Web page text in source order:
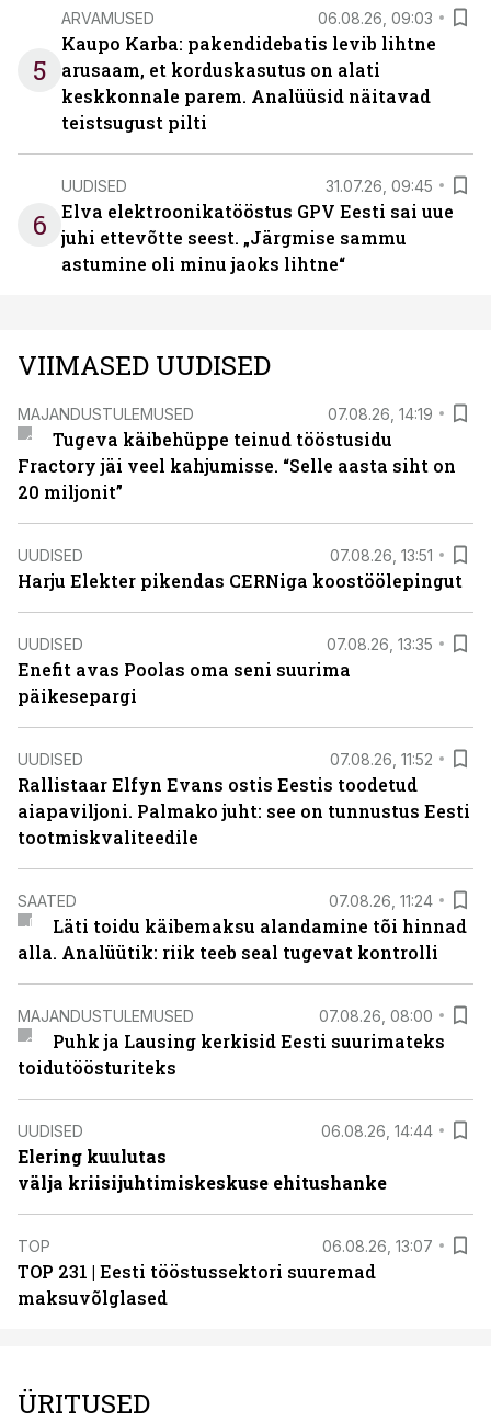
5
ARVAMUSED 06.08.26, 09:03
Kaupo Karba: pakendidebatis levib lihtne
arusaam, et korduskasutus on alati
keskkonnale parem. Analüüsid näitavad
teistsugust pilti
6
UUDISED 31.07.26, 09:45
Elva elektroonikatööstus GPV Eesti sai uue
juhi ettevõtte seest. „Järgmise sammu
astumine oli minu jaoks lihtne“
VIIMASED UUDISED
MAJANDUSTULEMUSED 07.08.26, 14:19
Tugeva käibehüppe teinud tööstusidu
Fractory jäi veel kahjumisse. “Selle aasta siht on
20 miljonit”
UUDISED 07.08.26, 13:51
Harju Elekter pikendas CERNiga koostöölepingut
UUDISED 07.08.26, 13:35
Enefit avas Poolas oma seni suurima
päikesepargi
UUDISED 07.08.26, 11:52
Rallistaar Elfyn Evans ostis Eestis toodetud
aiapaviljoni. Palmako juht: see on tunnustus Eesti
tootmiskvaliteedile
SAATED 07.08.26, 11:24
Läti toidu käibemaksu alandamine tõi hinnad
alla. Analüütik: riik teeb seal tugevat kontrolli
MAJANDUSTULEMUSED 07.08.26, 08:00
Puhk ja Lausing kerkisid Eesti suurimateks
toidutöösturiteks
UUDISED 06.08.26, 14:44
Elering kuulutas
välja kriisijuhtimiskeskuse ehitushanke
TOP 06.08.26, 13:07
TOP 231 | Eesti tööstussektori suuremad
maksuvõlglased
ÜRITUSED